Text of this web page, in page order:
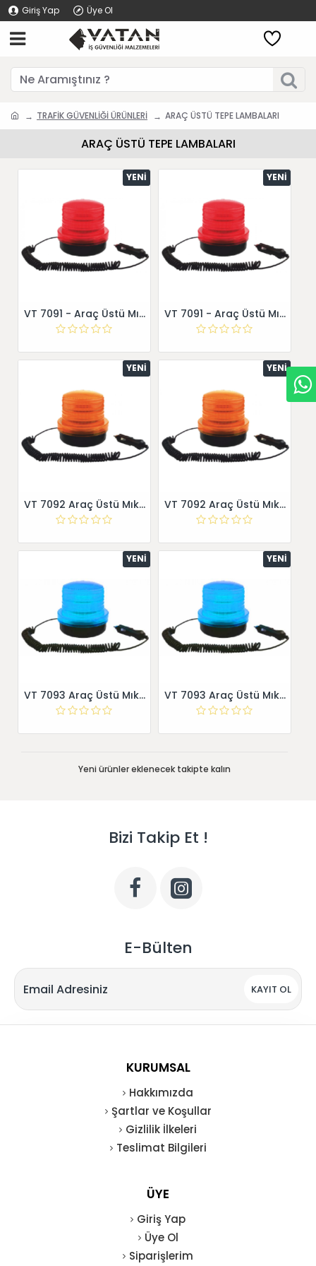
Giriş Yap Üye Ol
TRAFİK GÜVENLİĞİ ÜRÜNLERİ ARAÇ ÜSTÜ TEPE LAMBALARI
ARAÇ ÜSTÜ TEPE LAMBALARI
YENI
VT 7091 - Araç Üstü Mıknatıs Tabanlı Flaşörler
YENI
VT 7091 - Araç Üstü Mıknatıs Tabanlı Flaşörler
YENI
VT 7092 Araç Üstü Mıknatıs Tabanlı Flaşörler
YENI
VT 7092 Araç Üstü Mıknatıs Tabanlı Flaşörler
YENI
VT 7093 Araç Üstü Mıknatıs Tabanlı Flaşörler
YENI
VT 7093 Araç Üstü Mıknatıs Tabanlı Flaşörler
Yeni ürünler eklenecek takipte kalın
Bizi Takip Et !
E-Bülten
KAYIT OL
KURUMSAL
Hakkımızda
Şartlar ve Koşullar
Gizlilik İlkeleri
Teslimat Bilgileri
ÜYE
Giriş Yap
Üye Ol
Siparişlerim